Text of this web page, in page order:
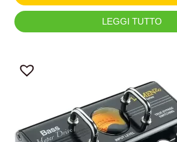
LEGGI TUTTO